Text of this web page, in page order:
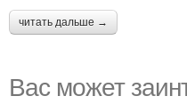
читать дальше →
Вас может